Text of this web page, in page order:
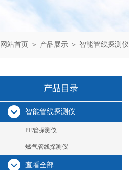
网站首页 ＞ 产品展示 ＞ 智能管线探测仪
产品目录
智能管线探测仪
PE管探测仪
燃气管线探测仪
查看全部